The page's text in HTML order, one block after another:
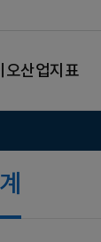
오산업지표